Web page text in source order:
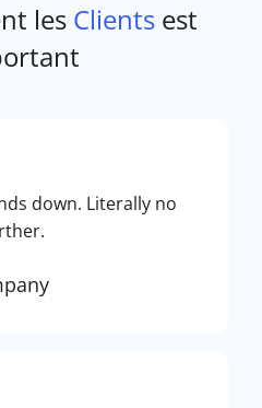
les Clients est
down. Literally no